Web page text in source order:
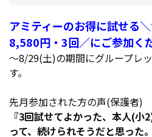
アミティーのお得に試せる
8,580円・3回／にご参加く
～8/29(土)の期間にグループレ
す。
先月参加された方の声(保護者)
『3回試せてよかった、本人(
って、続けられそうだと思った。